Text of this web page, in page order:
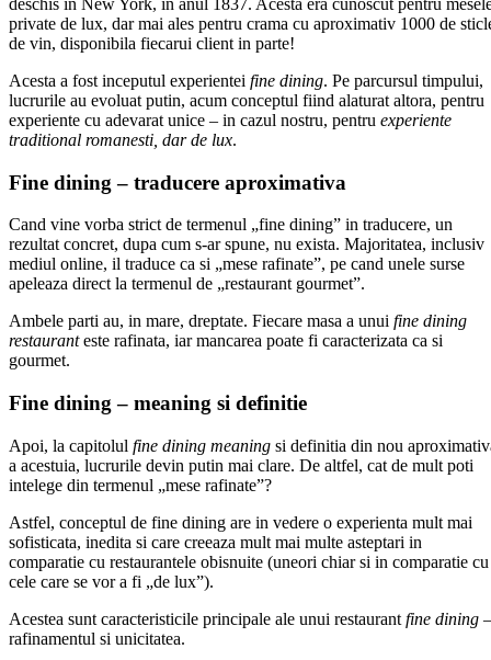
private de lux, dar mai ales pentru crama cu aproximativ 1000 de
de vin, disponibila fiecarui client in parte!
Acesta a fost inceputul experientei fine dining. Pe parcursul timpului,
lucrurile au evoluat putin, acum conceptul fiind alaturat altora, pentru
experiente cu adevarat unice – in cazul nostru, pentru experiente
traditional romanesti, dar de lux.
Fine dining – traducere aproximativa
Cand vine vorba strict de termenul „fine dining” in traducere, un
rezultat concret, dupa cum s-ar spune, nu exista. Majoritatea, inclusiv
mediul online, il traduce ca si „mese rafinate”, pe cand unele surse
apeleaza direct la termenul de „restaurant gourmet”.
Ambele parti au, in mare, dreptate. Fiecare masa a unui fine dining
restauranteste rafinata, iar mancarea poate fi caracterizata ca si
gourmet.
Fine dining – meaning si definitie
Apoi, la capitolul fine dining meaning si definitia din nou
a acestuia, lucrurile devin putin mai clare. De altfel, cat de mult poti
intelege din termenul „mese rafinate”?
Astfel, conceptul de fine dining are in vedere o experienta mult mai
sofisticata, inedita si care creeaza mult mai multe asteptari in
comparatie cu restaurantele obisnuite (uneori chiar si in comparatie cu
cele care se vor a fi „de lux”).
Acestea sunt caracteristicile principale ale unui restaurant fine dining –
rafinamentul si unicitatea.